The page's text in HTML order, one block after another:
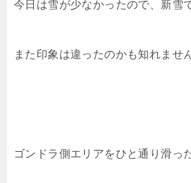
今日は雪が少なかったので、新雪
また印象は違ったのかも知れません
ゴンドラ側エリアをひと通り滑っ